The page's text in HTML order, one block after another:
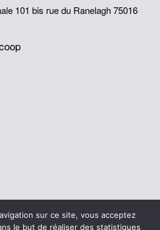
101 bis rue du Ranelagh75016
de la Coopération à l'École
Politique de confidentialité
sur ce site, vous acceptez
le but de réaliser des statistiques